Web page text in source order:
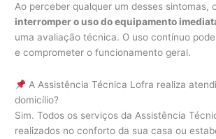
Ao perceber qualquer um desses sintomas,
interromper o uso do equipamento
uma avaliação técnica. O uso contínuo
e comprometer o funcionamento geral.
A Assistência Técnica Lofra realiza
domicílio?
Sim. Todos os serviços da Assistência
realizados no conforto da sua casa ou